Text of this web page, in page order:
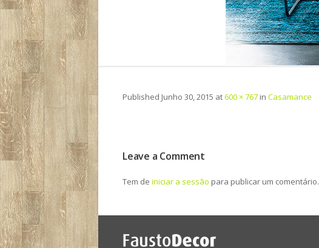
Published Junho 30, 2015 at600 × 767 in Casamance
Leave a Comment
Tem de iniciar a sessão para publicar um comentário.